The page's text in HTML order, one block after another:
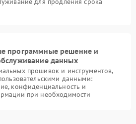
программные решение и
данных
прошивок и инструментов,
данными:
конфиденциальность и
при необходимости